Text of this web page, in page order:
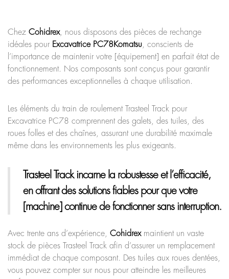
Chez Cohidrex, nous disposons des pièces de rechange
idéales pour Excavatrice PC78Komatsu , conscients de
l’importance de maintenir votre [équipement] en parfait état de
fonctionnement. Nos composants sont conçus pour garantir
des performances exceptionnelles à chaque utilisation.
Les éléments du train de roulement Trasteel Track pour
Excavatrice PC78 comprennent des galets, des tuiles, des
roues folles et des chaînes, assurant une durabilité maximale
même dans les environnements les plus exigeants.
Trasteel Trackincarne la robustesse et l’efficacité,
en offrant des solutions fiables pour que votre
[machine] continue de fonctionner sans interruption.
Avec trente ans d’expérience, Cohidrexmaintient un vaste
stock de pièces Trasteel Track afin d’assurer un remplacement
immédiat de chaque composant. Des tuiles aux roues dentées,
vous pouvez compter sur nous pour atteindre les meilleures